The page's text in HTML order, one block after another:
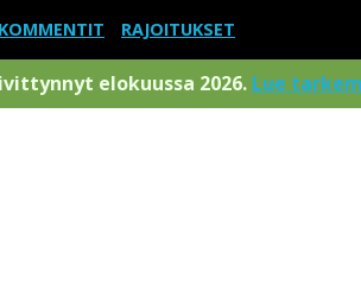
KOMMENTIT RAJOITUKSET
elokuussa 2026. Lue